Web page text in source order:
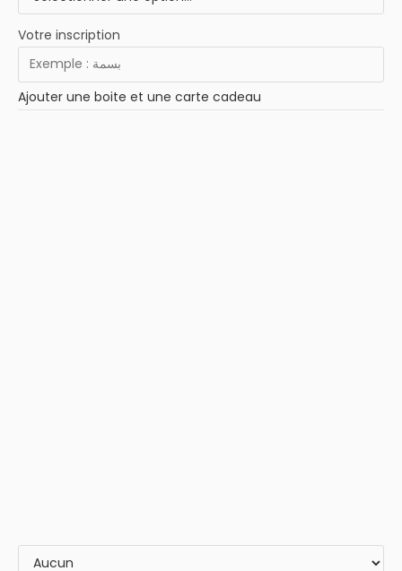
Votre inscription
Ajouter une boite et une carte cadeau